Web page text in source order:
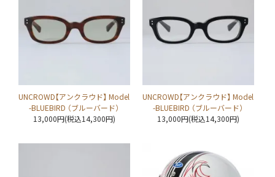
UNCROWD【アンクラウド】 Model
-BLUEBIRD （ブルーバード）
13,000円(税込14,300円)
UNCROWD【アンクラウド】 Model
-BLUEBIRD （ブルーバード）
13,000円(税込14,300円)